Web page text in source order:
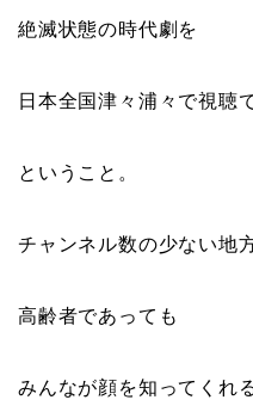
絶滅状態の時代劇を
日本全国津々浦々で視聴
ということ。
チャンネル数の少ない地
高齢者であっても
みんなが顔を知ってくれ